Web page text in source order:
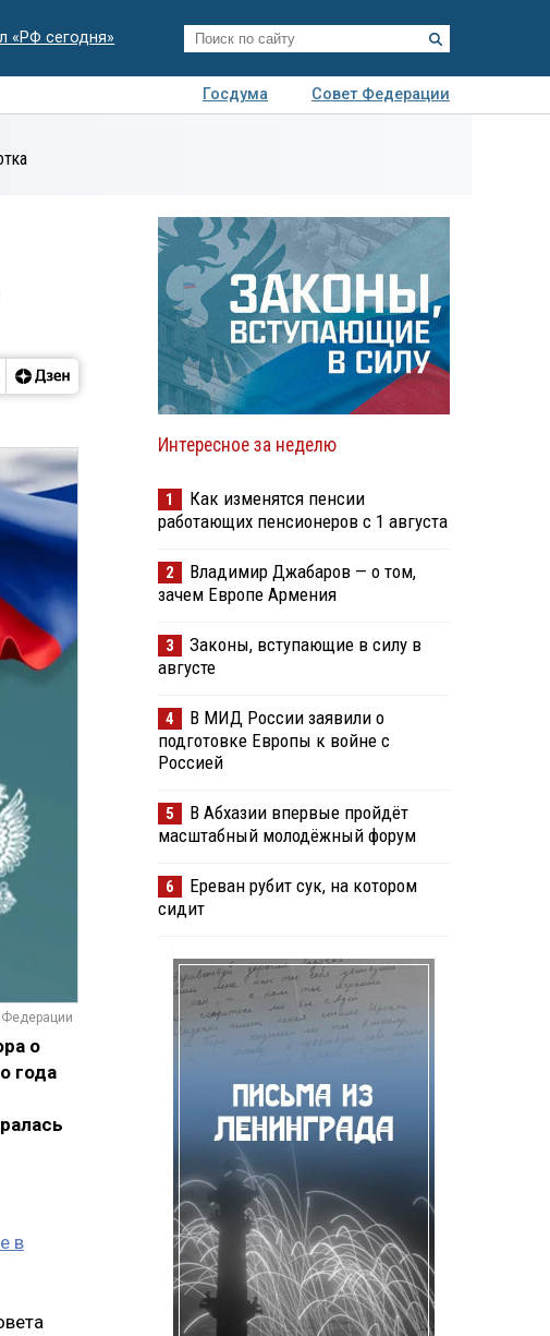
«РФ сегодня»
Госдума
Совет Федерации
о
года
в
Интересное за неделю
1
Как изменятся пенсии
работающих пенсионеров с 1 августа
2
Владимир Джабаров — о том,
зачем Европе Армения
3
Законы, вступающие в силу в
августе
4
В МИД России заявили о
подготовке Европы к войне с
Россией
5
В Абхазии впервые пройдёт
масштабный молодёжный форум
6
Ереван рубит сук, на котором
сидит